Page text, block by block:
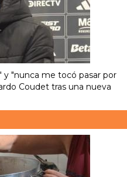
"nunca me tocó pasar por
Coudet tras una nueva